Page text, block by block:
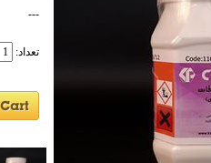
---
تعداد: